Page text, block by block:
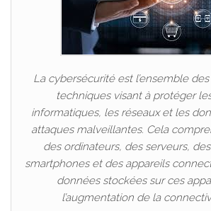
La cybersécurité est l’ensemble
techniques visant à protéger
informatiques, les réseaux et les
attaques malveillantes. Cela
des ordinateurs, des serveurs,
smartphones et des appareils
données stockées sur ces
l’augmentation de la